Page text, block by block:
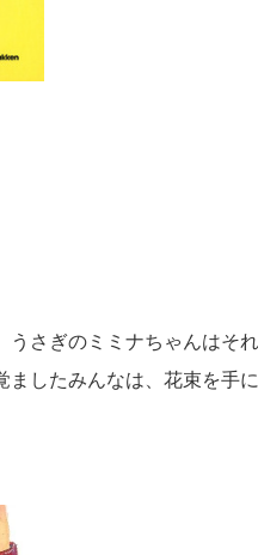
さぎのミミナちゃんはそ
したみんなは、花束を手に